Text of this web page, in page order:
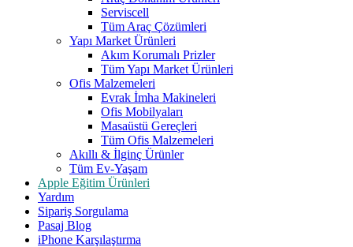
Serviscell
Tüm Araç Çözümleri
Yapı Market Ürünleri
Akım Korumalı Prizler
Tüm Yapı Market Ürünleri
Ofis Malzemeleri
Evrak İmha Makineleri
Ofis Mobilyaları
Masaüstü Gereçleri
Tüm Ofis Malzemeleri
Akıllı & İlginç Ürünler
Tüm Ev-Yaşam
Apple Eğitim Ürünleri
Yardım
Sipariş Sorgulama
Pasaj Blog
iPhone Karşılaştırma